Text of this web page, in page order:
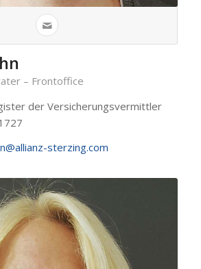
– Frontoffice
der Versicherungsvermittler
sterzing.com